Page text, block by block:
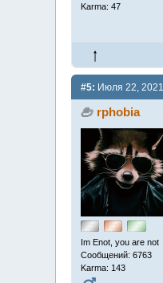
Karma: 47
#5: Июля 22,
rphobia
Im Enot, you are not
Сообщений: 6763
Karma: 143